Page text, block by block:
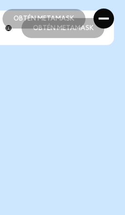
OBTÉN METAMASK
OBTÉN METAMASK
OBTÉN METAMASK